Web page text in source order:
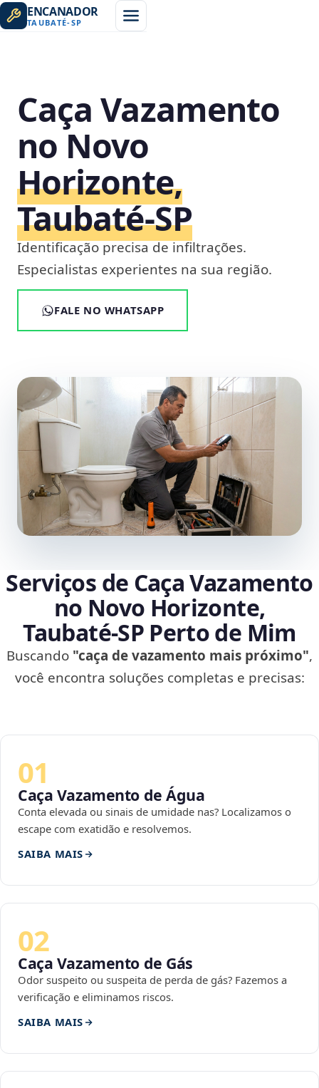
ENCANADOR
TAUBATÉ-SP
Caça Vazamento
no Novo
Horizonte,
Taubaté‑SP
Identificação precisa de infiltrações.
Especialistas experientes na sua região.
FALE NO WHATSAPP
Serviços de Caça Vazamento
no Novo Horizonte,
Taubaté‑SP Perto de Mim
Buscando "caça de vazamento mais próximo",
você encontra soluções completas e precisas:
01
Caça Vazamento de Água
Conta elevada ou sinais de umidade nas? Localizamos o
escape com exatidão e resolvemos.
SAIBA MAIS
02
Caça Vazamento de Gás
Odor suspeito ou suspeita de perda de gás? Fazemos a
verificação e eliminamos riscos.
SAIBA MAIS